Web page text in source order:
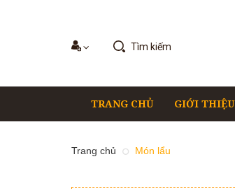
TRANG CHỦ GIỚI THIỆU
Trang chủ Món lẩu